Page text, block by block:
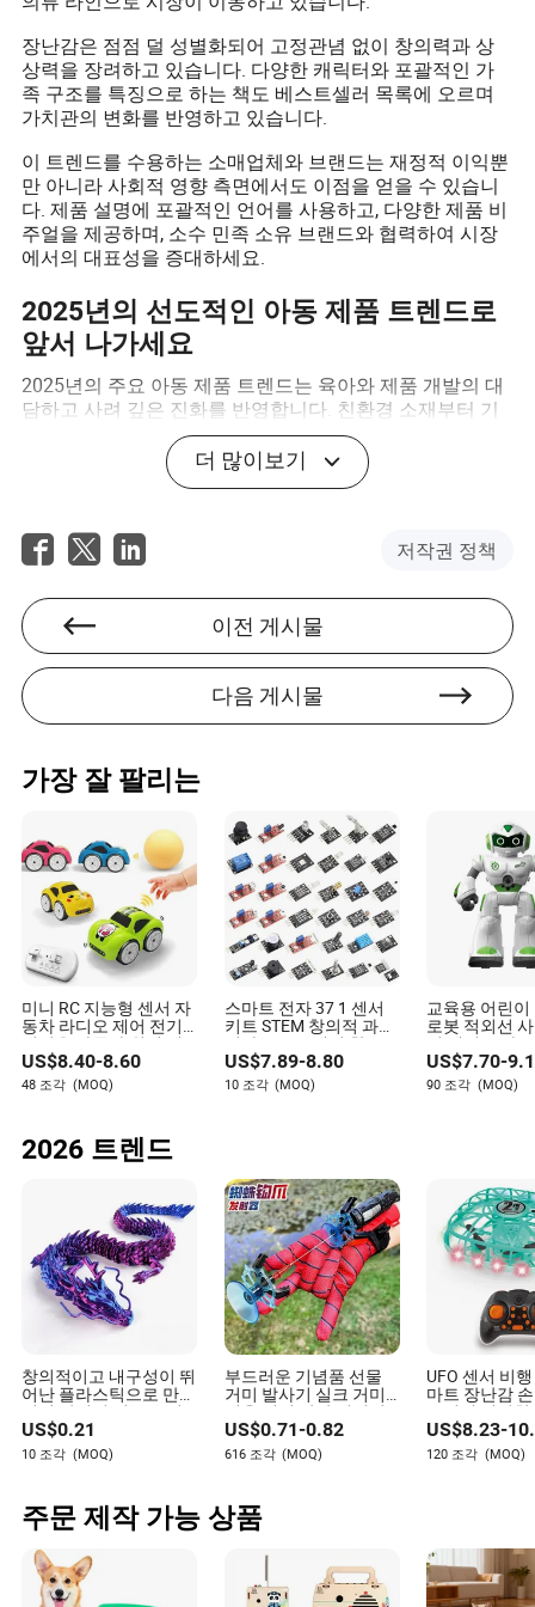
장난감은 점점 덜 성별화되어 고정관념 없이 창의력과 상
상력을 장려하고 있습니다. 다양한 캐릭터와 포괄적인 가
족 구조를 특징으로 하는 책도 베스트셀러 목록에 오르며
가치관의 변화를 반영하고 있습니다.
이 트렌드를 수용하는 소매업체와 브랜드는 재정적 이익뿐
만 아니라 사회적 영향 측면에서도 이점을 얻을 수 있습니
다. 제품 설명에 포괄적인 언어를 사용하고, 다양한 제품 비
주얼을 제공하며, 소수 민족 소유 브랜드와 협력하여 시장
에서의 대표성을 증대하세요.
2025년의 선도적인 아동 제품 트렌드로
앞서 나가세요
2025년의 주요 아동 제품 트렌드는 육아와 제품 개발의 대
담하고 사려 깊은 진화를 반영합니다. 친환경 소재부터 기
술 통합 학습 도구 및 포괄적인 디자인에 이르기까지 오늘
날 베스트셀러 아동 제품은 안전하고 스마트하며 지속 가
부모에게 이는 개인 가치에 부합하는 더 스마트한 구매 결
정을 의미합니다. 브랜드와 소매업체에게는 혁신하고 현대
고객 기반과 연결할 수 있는 로드맵을 제공합니다.
최신 아동 제품 트렌드에 대한 업데이트를 받고 싶으신가
요? 뉴스레터를 구독하고, 이 게시물을 다른 부모나 업계 전
문가와 공유하고, 다른 트렌드 보고서를 탐색하여 비즈니스
나 육아 여정을 미래에 대비하세요.
혁신적인 아동 제품을 오늘 탐색하고 글로벌 시장에서 앞
https://kr.made-in-
china.com/activity/show/UQuamXbljxkJ/XnrGejdLaJVx
더 많이보기
저작권 정책
이전 게시물
다음 게시물
가장 잘 팔리는
미니 RC 지능형 센서 자
동차 라디오 제어 전기
귀여운 자동차 원격 제
어 자동차 만화 모드 스
마트 음악 조명 차량 장
난감 아기 자동차
US$8.40-8.60
48 조각 (MOQ)
스마트 전자 37 1 센서
키트 STEM 창의적 과학
전자 프로그래밍 학습
교육용 스마트 로봇 장
난감 아두이노용
US$7.89-8.80
10 조각 (MOQ)
교육용 어린이
로봇 적외선
격 제어 스마
장난감 어린이
로봇 소리와
US$7.70-
90 조각 (MOQ)
2026 트렌드
창의적이고 내구성이 뛰
어난 플라스틱으로 만들
어진 관절이 있는 유연
한 중국 드래곤 장난감
어린이용
US$0.21
10 조각 (MOQ)
부드러운 기념품 선물
거미 발사기 실크 거미
영웅 회전 장갑 어린이
용 부드럽고 탄력 있는
장난감
US$0.71-0.82
616 조각 (MOQ)
UFO 센서 비
마트 장난감
호버링 신기
드콥터
US$8.23-
120 조각 (MOQ)
주문 제작 가능 상품